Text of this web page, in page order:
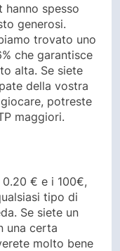
hanno spesso
generosi.
trovato uno
che garantisce
alta. Se siete
della vostra
potreste
maggiori.
€ e i 100€,
tipo di
Se siete un
una certa
molto bene